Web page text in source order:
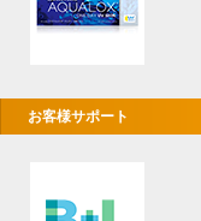
お客様サポート